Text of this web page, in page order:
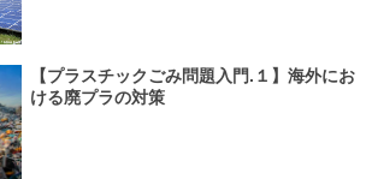
【プラスチックごみ問題入門.１】海外にお
ける廃プラの対策